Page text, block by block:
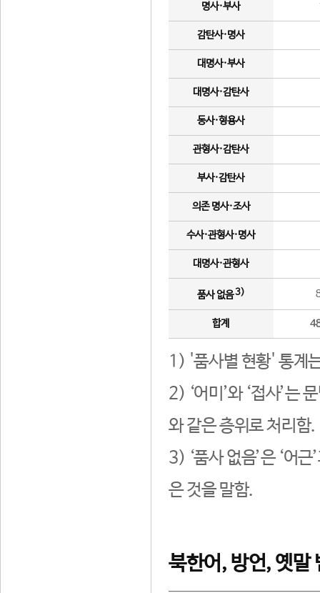
명사·부사
감탄사·명사
대명사·부사
대명사·감탄사
동사·형용사
관형사·감탄사
부사·감탄사
의존 명사·조사
수사·관형사·명사
대명사·관형사
품사 없음3)
합계
1) '품사별 현황' 통계
2) ‘어미’와 ‘접사’는
와 같은 층위로 처리함.
3) ‘품사 없음’은 ‘어
은 것을 말함.
북한어, 방언, 옛말